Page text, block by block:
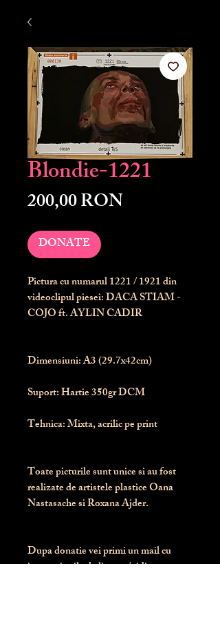
Blondie-1221
200,00 RONPreț
DONATE
Pictura cu numarul1221/ 1921 din
videoclipul piesei: DACA STIAM -
COJO ft. AYLIN CADIR
Dimensiuni: A3 (29.7x42cm)
Suport: Hartie 350gr DCM
Tehnica: Mixta, acrilic pe print
Toate picturile sunt unice si au fost
realizate de artistele plastice Oana
Nastasache si Roxana Ajder.
Dupa donatie vei primi un mail cu
instructiunile de livrare / ridicare.